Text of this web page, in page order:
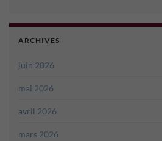
ARCHIVES
juin 2026
mai 2026
avril 2026
mars 2026